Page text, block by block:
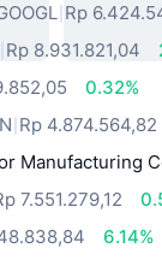
Rp
Rp 8.931.821,04
0.32%
Rp 4.874.564,82
Manufacturing
7.551.279,12
6.14%